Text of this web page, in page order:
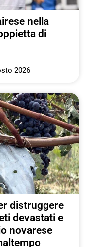
nella
di
2026
distruggere
devastati e
novarese